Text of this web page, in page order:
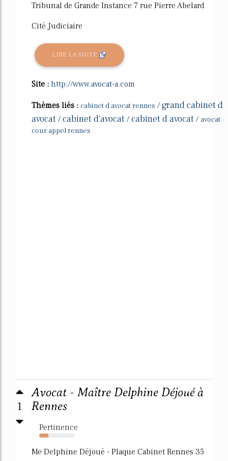
Tribunal de Grande Instance 7 rue Pierre Abelard
Cité Judiciaire
LIRE LA SUITE
Site : http://www.avocat-a.com
Thèmes liés : cabinet d avocat rennes /grand cabinet d
avocat /cabinet d'avocat /cabinet d avocat / avocat
cour appel rennes
1
Avocat - Maître Delphine Déjoué à
Rennes
Pertinence
25%
Me Delphine Déjoué - Plaque Cabinet Rennes 35